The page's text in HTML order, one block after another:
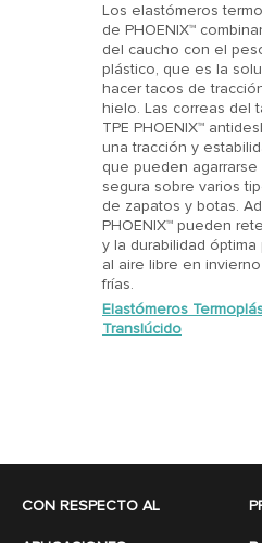
Los elastómeros
de PHOENIX™
del caucho con el
plástico, que es la
hacer tacos de
hielo. Las correas del
TPE PHOENIX™
una tracción y
que pueden agarrarse
segura sobre varios
de zapatos y botas.
PHOENIX™ pueden
y la durabilidad óptima
al aire libre en
frías.
Elastómeros
Translúcido
CON RESPECTO AL